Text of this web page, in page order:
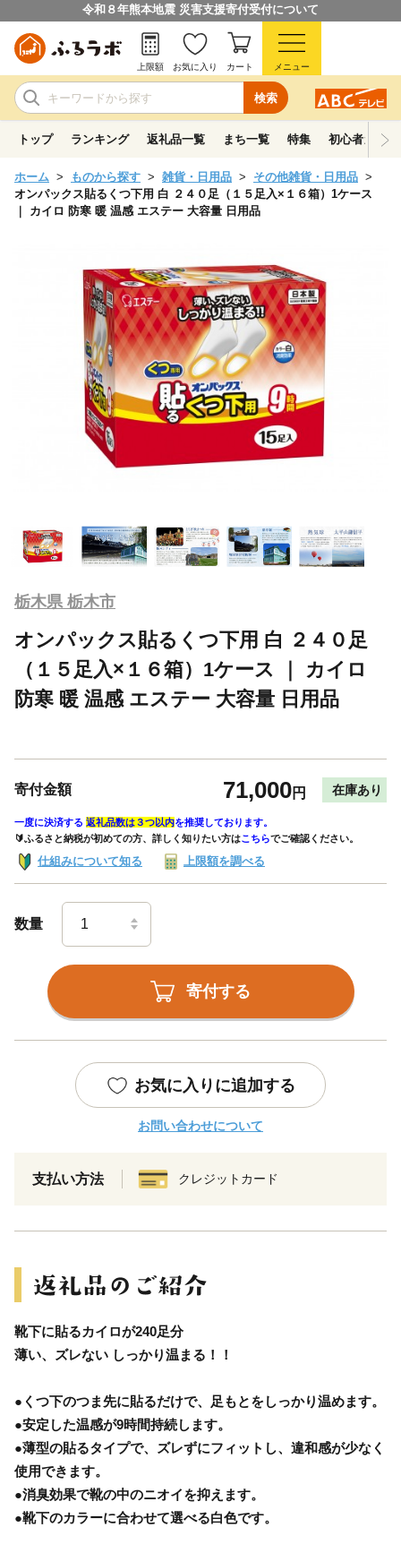
令和８年熊本地震 災害支援寄付受付について
検索
上限額 お気に入り カート メニュー
トップ ランキング 返礼品一覧 まち一覧 特集 初心者ガイド
ホーム ものから探す 雑貨・日用品
その他雑貨・日用品
オンパックス貼るくつ下用 白 ２４０足（１５足入×１６箱）1ケース
｜ カイロ 防寒 暖 温感 エステー 大容量 日用品
栃木県 栃木市
オンパックス貼るくつ下用 白 ２４０足
（１５足入×１６箱）1ケース ｜ カイロ
防寒 暖 温感 エステー 大容量 日用品
寄付金額 71,000円 在庫あり
一度に決済する 返礼品数は３つ以内を推奨しております。
🔰ふるさと納税が初めての方、詳しく知りたい方はこちらでご確認ください。
仕組みについて知る 上限額を調べる
数量
寄付する
お気に入りに追加する
お問い合わせについて
支払い方法 クレジットカード
靴下に貼るカイロが240足分
薄い、ズレない しっかり温まる！！
●くつ下のつま先に貼るだけで、足もとをしっかり温めます。
●安定した温感が9時間持続します。
●薄型の貼るタイプで、ズレずにフィットし、違和感が少なく
使用できます。
●消臭効果で靴の中のニオイを抑えます。
●靴下のカラーに合わせて選べる白色です。